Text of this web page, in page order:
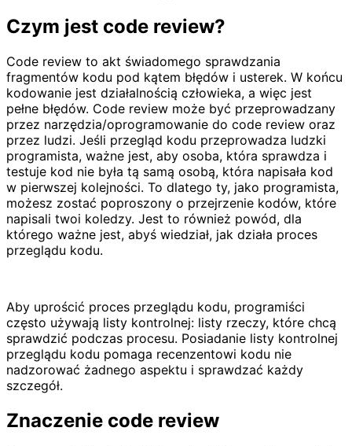
Czym jest code review?
Code review to akt świadomego sprawdzania
fragmentów kodu pod kątem błędów i usterek. W końcu
kodowanie jest działalnością człowieka, a więc jest
pełne błędów. Code review może być przeprowadzany
przez narzędzia/oprogramowanie do code review oraz
przez ludzi. Jeśli przegląd kodu przeprowadza ludzki
programista, ważne jest, aby osoba, która sprawdza i
testuje kod nie była tą samą osobą, która napisała kod
w pierwszej kolejności. To dlatego ty, jako programista,
możesz zostać poproszony o przejrzenie kodów, które
napisali twoi koledzy. Jest to również powód, dla
którego ważne jest, abyś wiedział, jak działa proces
przeglądu kodu.
Aby uprościć proces przeglądu kodu, programiści
często używają listy kontrolnej: listy rzeczy, które chcą
sprawdzić podczas procesu. Posiadanie listy kontrolnej
przeglądu kodu pomaga recenzentowi kodu nie
nadzorować żadnego aspektu i sprawdzać każdy
szczegół.
Znaczenie code review